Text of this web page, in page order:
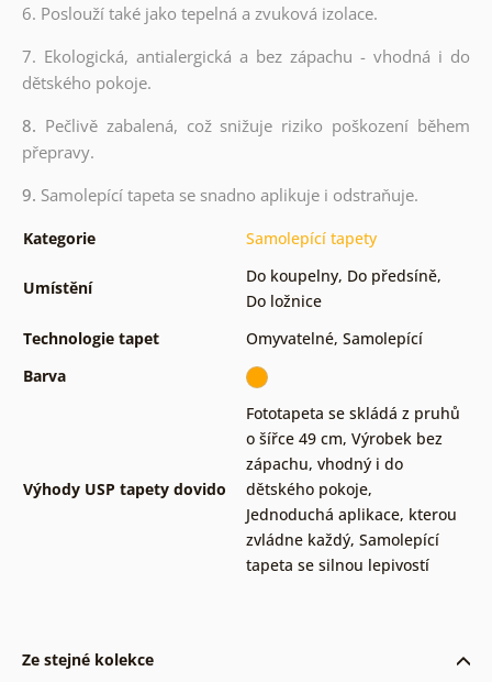
6. Poslouží také jako tepelná a zvuková izolace.
7. Ekologická, antialergická a bez zápachu - vhodná i do
dětského pokoje.
8. Pečlivě zabalená, což snižuje riziko poškození během
přepravy.
9. Samolepící tapeta se snadno aplikuje i odstraňuje.
Kategorie Samolepící tapety
Umístění
Do koupelny, Do předsíně,
Do ložnice
Technologie tapet
Omyvatelné, Samolepící
Barva
Výhody USP tapety dovido
Fototapeta se skládá z pruhů
o šířce 49 cm, Výrobek bez
zápachu, vhodný i do
dětského pokoje,
Jednoduchá aplikace, kterou
zvládne každý, Samolepící
tapeta se silnou lepivostí
Ze stejné kolekce